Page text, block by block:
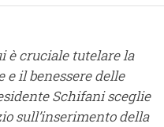
è cruciale tutelare la
e il benessere delle
Schifani sceglie
sull’inserimento della